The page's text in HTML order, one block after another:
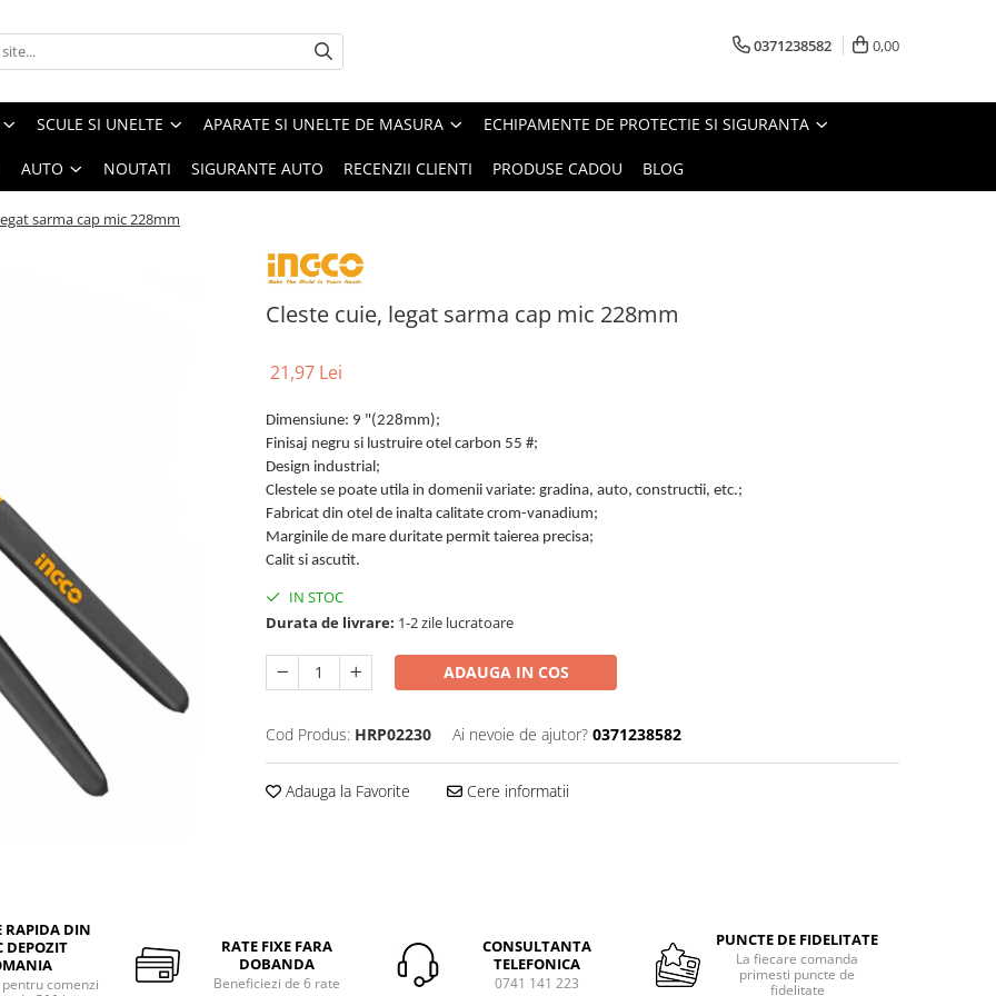
0371238582 0,00
SCULE SI UNELTE APARATE SI UNELTE DE MASURA ECHIPAMENTE DE PROTECTIE SI SIGURANTA
AUTO NOUTATI SIGURANTE AUTO RECENZII CLIENTI PRODUSE CADOU BLOG
sarma cap mic 228mm
Cleste cuie, legat sarma cap mic 228mm
21,97 Lei
Dimensiune: 9 "(228mm);
Finisaj negru si lustruire otel carbon 55 #;
Design industrial;
Clestele se poate utila in domenii variate: gradina, auto, constructii, etc.;
Fabricat din otel de inalta calitate crom-vanadium;
Marginile de mare duritate permit taierea precisa;
Calit si ascutit.
IN STOC
Durata de livrare: 1-2 zile lucratoare
ADAUGA IN COS
Cod Produs: HRP02230 Ai nevoie de ajutor? 0371238582
Adauga la Favorite Cere informatii
RAPIDA DIN
DEPOZIT
comenzi
RATE FIXE FARA
DOBANDA
Beneficiezi de 6 rate
CONSULTANTA
TELEFONICA
0741 141 223
PUNCTE DE FIDELITATE
La fiecare comanda
primesti puncte de
fidelitate